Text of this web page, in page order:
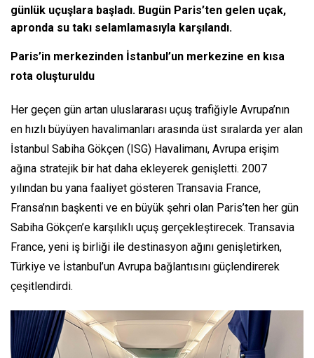
günlük uçuşlara başladı. Bugün Paris’ten gelen uçak,
apronda su takı selamlamasıyla karşılandı.
Paris’in merkezinden İstanbul’un merkezine en kısa
rota oluşturuldu
Her geçen gün artan uluslararası uçuş trafiğiyle Avrupa’nın
en hızlı büyüyen havalimanları arasında üst sıralarda yer alan
İstanbul Sabiha Gökçen (ISG) Havalimanı, Avrupa erişim
ağına stratejik bir hat daha ekleyerek genişletti. 2007
yılından bu yana faaliyet gösteren Transavia France,
Fransa’nın başkenti ve en büyük şehri olan Paris’ten her gün
Sabiha Gökçen’e karşılıklı uçuş gerçekleştirecek. Transavia
France, yeni iş birliği ile destinasyon ağını genişletirken,
Türkiye ve İstanbul’un Avrupa bağlantısını güçlendirerek
çeşitlendirdi.